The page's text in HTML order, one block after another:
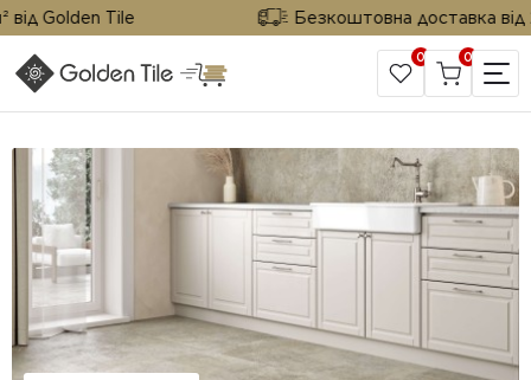
Golden Tile Безкоштовна доставка від
САЙТ КОМПАНІЇ
0 0